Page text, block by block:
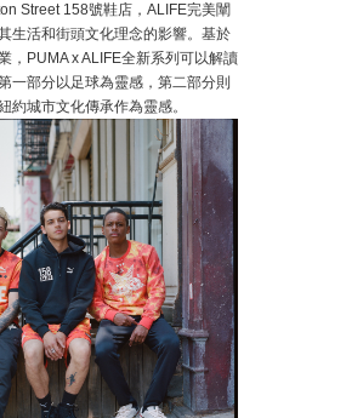
Street 158號鞋店，ALIFE完美闡
生活和街頭文化理念的影響。基於
，PUMA x ALIFE全新系列可以解讀
一部分以足球為靈感，第二部分則
約城市文化傳承作為靈感。